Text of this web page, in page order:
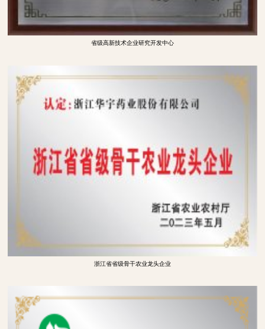
省级高新技术企业研究开发中心
浙江省省级骨干农业龙头企业